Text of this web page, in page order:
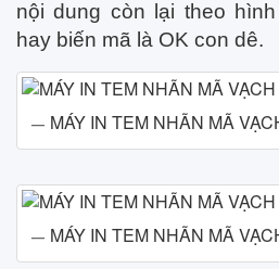
nội dung còn lại theo
hay biến mã là OK con dê.
MÁY IN TEM NHÃN MÃ
MÁY IN TEM NHÃN MÃ